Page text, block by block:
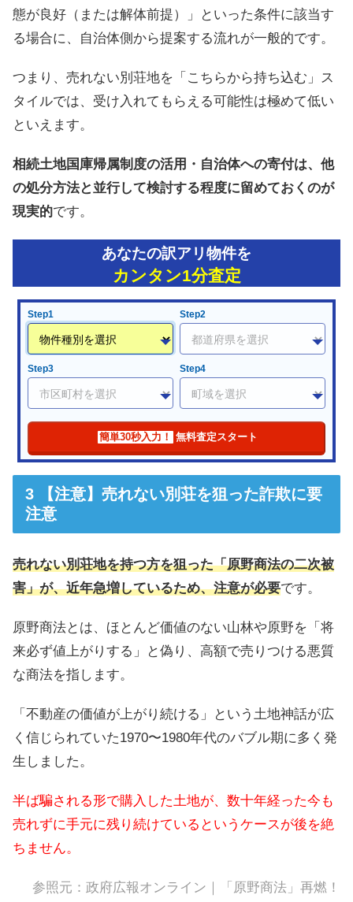
態が良好（または解体前提）」といった条件に該当す
る場合に、自治体側から提案する流れが一般的です。
つまり、売れない別荘地を「こちらから持ち込む」ス
タイルでは、受け入れてもらえる可能性は極めて低い
といえます。
相続土地国庫帰属制度の活用・自治体への寄付は、他
の処分方法と並行して検討する程度に留めておくのが
現実的です。
あなたの訳アリ物件を
カンタン1分査定
Step1 Step2
Step3 Step4
簡単30秒入力！ 無料査定スタート
【注意】売れない別荘を狙った詐欺に要
注意
売れない別荘地を持つ方を狙った「原野商法の二次被
害」が、近年急増しているため、注意が必要です。
原野商法とは、ほとんど価値のない山林や原野を「将
来必ず値上がりする」と偽り、高額で売りつける悪質
な商法を指します。
「不動産の価値が上がり続ける」という土地神話が広
く信じられていた1970〜1980年代のバブル期に多く発
生しました。
半ば騙される形で購入した土地が、数十年経った今も
売れずに手元に残り続けているというケースが後を絶
ちません。
参照元： 政府広報オンライン｜「原野商法」再燃！